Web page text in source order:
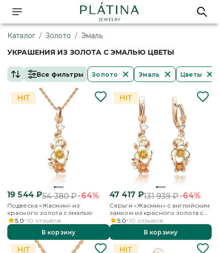
Каталог / Золото / Эмаль
УКРАШЕНИЯ ИЗ ЗОЛОТА С ЭМАЛЬЮ ЦВЕТЫ
Все фильтры Золото Эмаль Цветы
19 544₽54 380₽-64%
Подвеска «Жасмин» из
красного золота с эмалью
5.0 10 отзывов
В корзину
47 417₽131 939₽-64%
Серьги «Жасмин» с английским
замком из красного золота с
эмалью
5.0 10 отзывов
В корзину